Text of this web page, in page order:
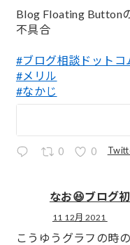
Blog Floating Button
不具合
#ブログ相談ドットコ
#メリル
#なかじ
0 0
なお😆ブログ
11 12月 2021
こうゆうグラフの時